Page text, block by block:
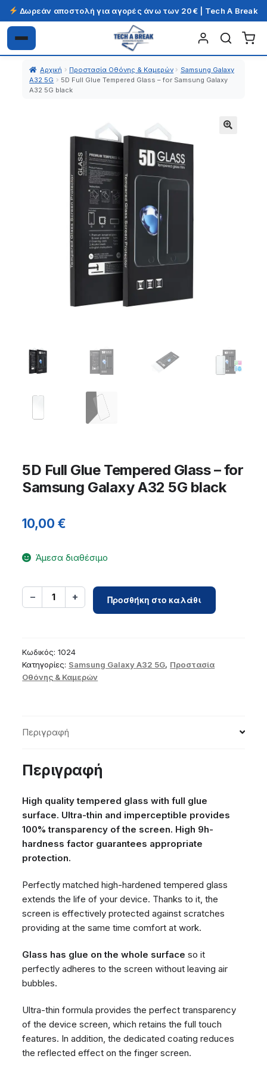
Δωρεάν αποστολή για αγορές άνω των 20€ | Tech A Break
Απευθείας
μετάβαση
πλοήγηση
Μετάβαση
σε
περιεχόμενο
Αρχική Προστασία Οθόνης & Καμερών
Samsung Galaxy
A32 5G
5D Full Glue Tempered Glass – for Samsung Galaxy
A32 5G black
5D Full Glue Tempered Glass – for
Samsung Galaxy A32 5G black
10,00€
Άμεσα διαθέσιμο
− 1 +
5D
Full
-
for
ποσότητα
Προσθήκη στο καλάθι
Κωδικός:1024
Κατηγορίες: Samsung Galaxy A32 5G, Προστασία
Οθόνης & Καμερών
Περιγραφή
Περιγραφή
High quality tempered glass with full glue
surface. Ultra-thin and imperceptible provides
100% transparency of the screen. High 9h-
hardness factor guarantees appropriate
protection.
Perfectly matched high-hardened tempered glass
extends the life of your device. Thanks to it, the
screen is effectively protected against scratches
providing at the same time comfort at work.
Glass has glue on the whole surface so it
perfectly adheres to the screen without leaving air
bubbles.
Ultra-thin formula provides the perfect transparency
of the device screen, which retains the full touch
features. In addition, the dedicated coating reduces
the reflected effect on the finger screen.